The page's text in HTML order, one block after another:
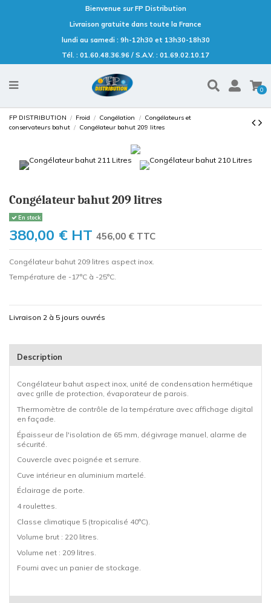
Bienvenue sur FP Distribution
Livraison gratuite dans toute la France
lundi au samedi : 9h-12h30 et 13h30-18h30
Tél. : 01.60.48.36.96 / S.A.V. : 01.69.02.10.17
0
FP DISTRIBUTION Froid Congélation
Congélateurs et
conservateurs bahut
Congélateur bahut 209 litres
Congélateur bahut 209 litres
En stock
380,00 € HT 456,00 € TTC
Congélateur bahut 209 litres aspect inox.
Température de -17°C à -25°C.
Livraison 2 à 5 jours ouvrés
Description
Congélateur bahut aspect inox, unité de condensation hermétique
avec grille de protection, évaporateur de parois.
Thermomètre de contrôle de la température avec affichage digital
en façade.
Épaisseur de l'isolation de 65 mm, dégivrage manuel, alarme de
sécurité.
Couvercle avec poignée et serrure.
Cuve intérieur en aluminium martelé.
Éclairage de porte.
4 roulettes.
Classe climatique 5 (tropicalisé 40°C).
Volume brut : 220 litres.
Volume net : 209 litres.
Fourni avec un panier de stockage.